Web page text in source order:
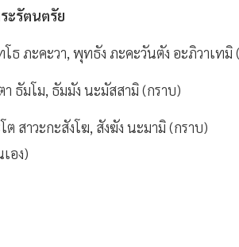
ะรัตนตรัย
ธ ภะคะวา, พุทธัง ภะคะวันตัง อะภิวาเทมิ
า ธัมโม, ธัมมัง นะมัสสามิ (กราบ)
สาวะกะสังโฆ, สังฆัง นะมามิ (กราบ)
อง)